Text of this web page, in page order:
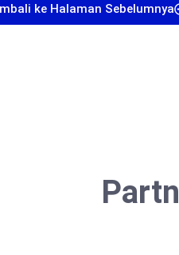
ke Halaman Sebelumnya